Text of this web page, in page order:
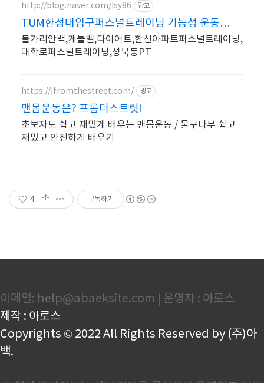
http://blog.naver.com/lsy86 광고
TUM한성대입구퍼스널트레이닝 기능성 운동
PT&그룹
불가리안백,케틀벨,다이어트,한신아파트퍼스널트레이닝,
대학로퍼스널트레이닝,성북동PT
https://jfromthestreet.com/ 광고
맨몸운동은? 프롬더스트릿!
초보자도 쉽고 재밌게 배우는 맨몸운동 / 물구나무 쉽고
재밌고 안전하게 배우기
4 구독하기
이메일: help@abaeksite.com | 운영자 : 아로스
제작 : 아로스
Copyrights © 2022 All Rights Reserved by (주)아
백.